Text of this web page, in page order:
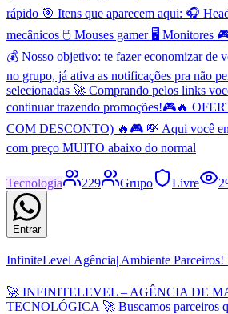
rápido 🎯 Itens que aparecem aqui: 🎧
mecânicos 🖱️ Mouses gamer 🖥️ Monitores
💰 Nosso objetivo: te fazer economizar de
no grupo, já ativa as notificações pra não
selecionadas 🚀 Comprando pelos links
continuar trazendo promoções!🎮🔥
COM DESCONTO) 🔥🎮 💸 Aqui você
com preço MUITO abaixo do normal
Tecnologia 229 Grupo Livre
Entrar
InfiniteLevel Agência| Ambiente
🚀 INFINITELEVEL – AGÊNCIA DE
TECNOLÓGICA 🚀 Buscamos parceiros